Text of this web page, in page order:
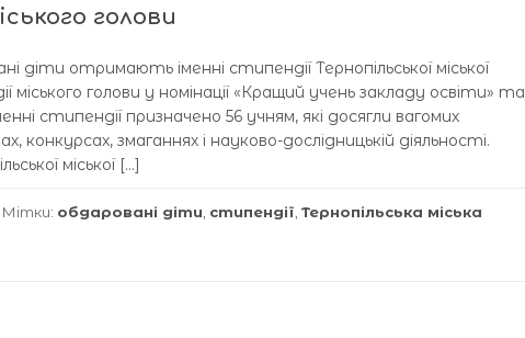
голови
діти отримають іменні стипендії Тернопільської міської
міського голови у номінації «Кращий учень закладу освіти» та
стипендії призначено 56 учням, які досягли вагомих
конкурсах, змаганнях і науково-дослідницькій діяльності.
міської […]
Мітки: обдаровані діти стипендії Тернопільська міська